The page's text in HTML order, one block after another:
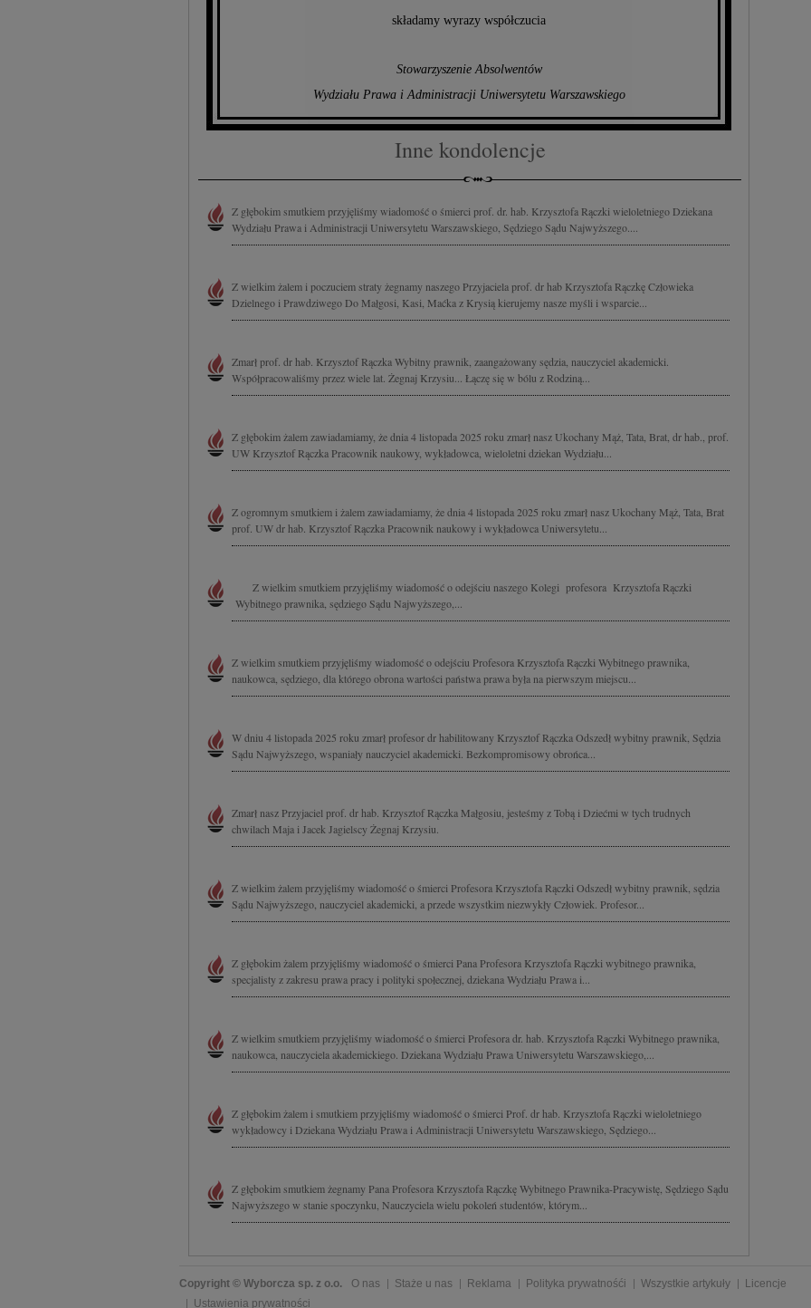
składamy wyrazy współczucia
Stowarzyszenie Absolwentów
Wydziału Prawa i Administracji Uniwersytetu Warszawskiego
Inne kondolencje
Z głębokim smutkiem przyjęliśmy wiadomość o śmierci prof. dr. hab. Krzysztofa Rączki wieloletniego Dziekana
Wydziału Prawa i Administracji Uniwersytetu Warszawskiego, Sędziego Sądu Najwyższego....
Z wielkim żalem i poczuciem straty żegnamy naszego Przyjaciela prof. dr hab Krzysztofa Rączkę Człowieka
Dzielnego i Prawdziwego Do Małgosi, Kasi, Maćka z Krysią kierujemy nasze myśli i wsparcie...
Zmarł prof. dr hab. Krzysztof Rączka Wybitny prawnik, zaangażowany sędzia, nauczyciel akademicki.
Współpracowaliśmy przez wiele lat. Żegnaj Krzysiu... Łączę się w bólu z Rodziną...
Z głębokim żalem zawiadamiamy, że dnia 4 listopada 2025 roku zmarł nasz Ukochany Mąż, Tata, Brat, dr hab., prof.
UW Krzysztof Rączka Pracownik naukowy, wykładowca, wieloletni dziekan Wydziału...
Z ogromnym smutkiem i żalem zawiadamiamy, że dnia 4 listopada 2025 roku zmarł nasz Ukochany Mąż, Tata, Brat
prof. UW dr hab. Krzysztof Rączka Pracownik naukowy i wykładowca Uniwersytetu...
Z wielkim smutkiem przyjęliśmy wiadomość o odejściu naszego Kolegi profesora Krzysztofa Rączki
Wybitnego prawnika, sędziego Sądu Najwyższego,...
Z wielkim smutkiem przyjęliśmy wiadomość o odejściu Profesora Krzysztofa Rączki Wybitnego prawnika,
naukowca, sędziego, dla którego obrona wartości państwa prawa była na pierwszym miejscu...
W dniu 4 listopada 2025 roku zmarł profesor dr habilitowany Krzysztof Rączka Odszedł wybitny prawnik, Sędzia
Sądu Najwyższego, wspaniały nauczyciel akademicki. Bezkompromisowy obrońca...
Zmarł nasz Przyjaciel prof. dr hab. Krzysztof Rączka Małgosiu, jesteśmy z Tobą i Dziećmi w tych trudnych
chwilach Maja i Jacek Jagielscy Żegnaj Krzysiu.
Z wielkim żalem przyjęliśmy wiadomość o śmierci Profesora Krzysztofa Rączki Odszedł wybitny prawnik, sędzia
Sądu Najwyższego, nauczyciel akademicki, a przede wszystkim niezwykły Człowiek. Profesor...
Z głębokim żalem przyjęliśmy wiadomość o śmierci Pana Profesora Krzysztofa Rączki wybitnego prawnika,
specjalisty z zakresu prawa pracy i polityki społecznej, dziekana Wydziału Prawa i...
Z wielkim smutkiem przyjęliśmy wiadomość o śmierci Profesora dr. hab. Krzysztofa Rączki Wybitnego prawnika,
naukowca, nauczyciela akademickiego. Dziekana Wydziału Prawa Uniwersytetu Warszawskiego,...
Z głębokim żalem i smutkiem przyjęliśmy wiadomość o śmierci Prof. dr hab. Krzysztofa Rączki wieloletniego
wykładowcy i Dziekana Wydziału Prawa i Administracji Uniwersytetu Warszawskiego, Sędziego...
Z głębokim smutkiem żegnamy Pana Profesora Krzysztofa Rączkę Wybitnego Prawnika-Pracywistę, Sędziego Sądu
Najwyższego w stanie spoczynku, Nauczyciela wielu pokoleń studentów, którym...
Copyright © Wyborcza sp. z o.o. O nas Staże u nas Reklama Polityka prywatnośći Wszystkie artykuły
Licencje
Ustawienia prywatności